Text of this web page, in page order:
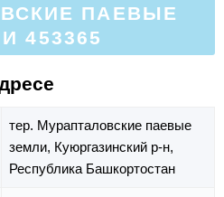
ПАЕВЫЕ
453365
тер. Мурапталовские паевые
земли, Куюргазинский р-н,
Республика Башкортостан